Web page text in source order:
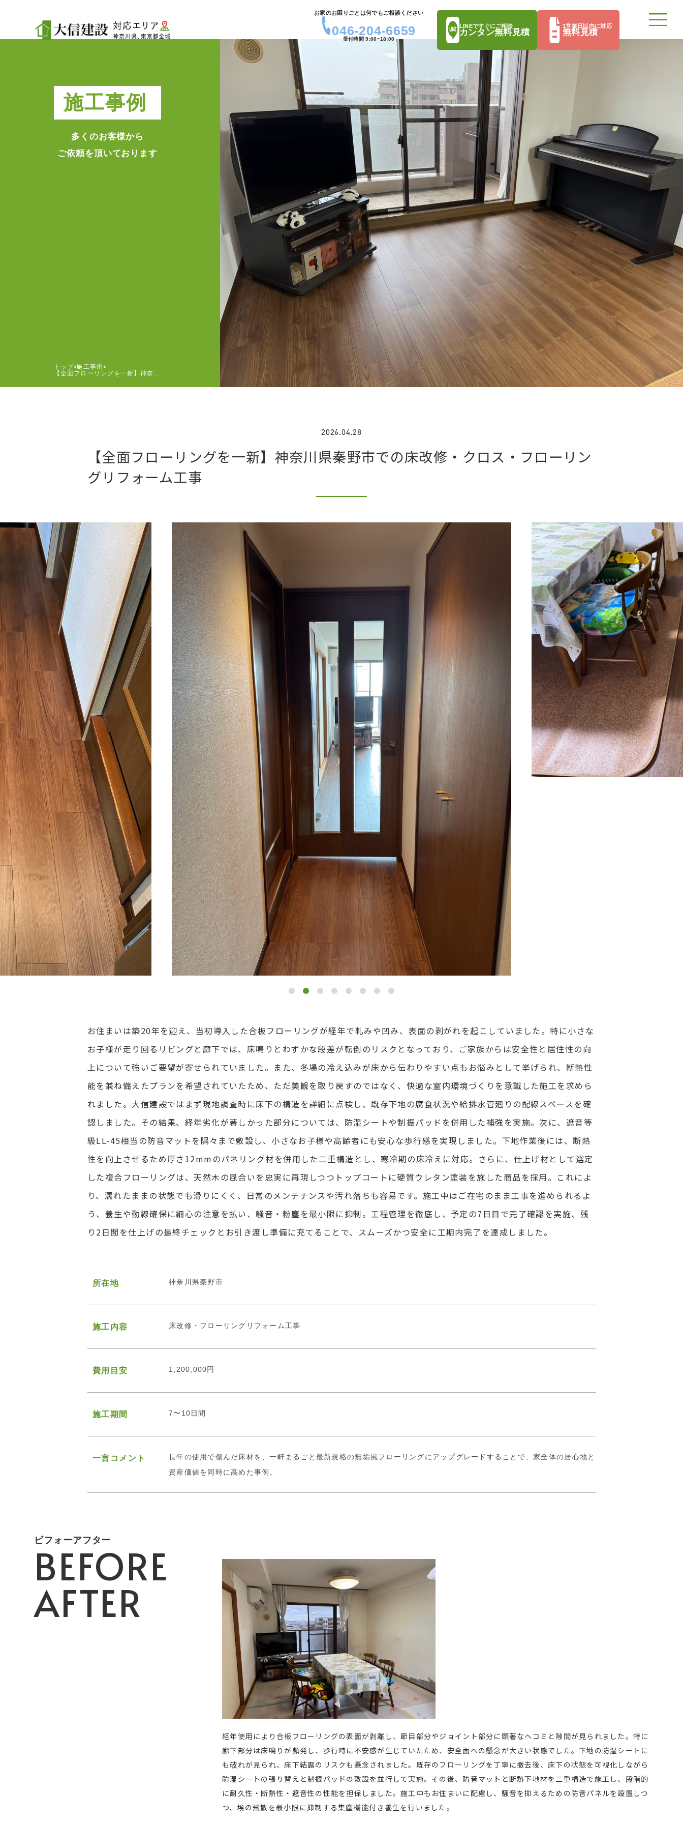
お家のお困りごとは何でもご相談ください
046-204-6659
受付時間 9:00~18:00
LINEですぐにご相談
カンタン無料見積
1営業日以内に対応
無料見積
施工事例
多くのお客様から
ご依頼を頂いております
トップ>施工事例 >
【全面フローリングを一新】神奈…
2026.04.28
【全面フローリングを一新】神奈川県秦野市での床改修・クロス・フローリン
グリフォーム工事
お住まいは築20年を迎え、当初導入した合板フローリングが経年で軋みや凹み、表面の剥がれを起こしていました。特に小さな
お子様が走り回るリビングと廊下では、床鳴りとわずかな段差が転倒のリスクとなっており、ご家族からは安全性と居住性の向
上について強いご要望が寄せられていました。また、冬場の冷え込みが床から伝わりやすい点もお悩みとして挙げられ、断熱性
能を兼ね備えたプランを希望されていたため、ただ美観を取り戻すのではなく、快適な室内環境づくりを意識した施工を求めら
れました。大信建設ではまず現地調査時に床下の構造を詳細に点検し、既存下地の腐食状況や給排水管廻りの配線スペースを確
認しました。その結果、経年劣化が著しかった部分については、防湿シートや制振パッドを併用した補強を実施。次に、遮音等
級LL-45相当の防音マットを隅々まで敷設し、小さなお子様や高齢者にも安心な歩行感を実現しました。下地作業後には、断熱
性を向上させるため厚さ12mmのパネリング材を併用した二重構造とし、寒冷期の床冷えに対応。さらに、仕上げ材として選定
した複合フローリングは、天然木の風合いを忠実に再現しつつトップコートに硬質ウレタン塗装を施した商品を採用。これによ
り、濡れたままの状態でも滑りにくく、日常のメンテナンスや汚れ落ちも容易です。施工中はご在宅のまま工事を進められるよ
う、養生や動線確保に細心の注意を払い、騒音・粉塵を最小限に抑制。工程管理を徹底し、予定の7日目で完了確認を実施、残
り2日間を仕上げの最終チェックとお引き渡し準備に充てることで、スムーズかつ安全に工期内完了を達成しました。
所在地 神奈川県秦野市
施工内容 床改修・フローリングリフォーム工事
費用目安 1,200,000円
施工期間 7〜10日間
一言コメント
長年の使用で傷んだ床材を、一軒まるごと最新規格の無垢風フローリングにアップグレードすることで、家全体の居心地と
資産価値を同時に高めた事例。
ビフォーアフター
BEFORE
AFTER
経年使用により合板フローリングの表面が剥離し、節目部分やジョイント部分に顕著なヘコミと隙間が見られました。特に
廊下部分は床鳴りが頻発し、歩行時に不安感が生じていたため、安全面への懸念が大きい状態でした。下地の防湿シートに
も破れが見られ、床下結露のリスクも懸念されました。既存のフローリングを丁寧に撤去後、床下の状態を可視化しながら
防湿シートの張り替えと制振パッドの敷設を並行して実施。その後、防音マットと断熱下地材を二重構造で施工し、段階的
に耐久性・断熱性・遮音性の性能を担保しました。施工中もお住まいに配慮し、騒音を抑えるための防音パネルを設置しつ
つ、埃の飛散を最小限に抑制する集塵機能付き養生を行いました。